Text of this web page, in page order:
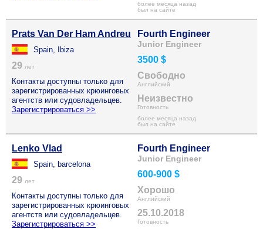
более месяца назад
был на сайте
Prats Van Der Ham Andreu
Spain, Ibiza
29 лет
Контакты доступны только для
зарегистрированных крюинговых
агентств или судовладельцев.
Зарегистрироваться >>
Fourth Engineer
Junior Engineer
3500 $
Свободно
Английский
Неизвестно
Готовность
более месяца назад
был на сайте
Lenko Vlad
Spain, barcelona
29 лет
Контакты доступны только для
зарегистрированных крюинговых
агентств или судовладельцев.
Зарегистрироваться >>
Fourth Engineer
Junior Engineer
600-900 $
Хорошо
Английский
25.10.2018
Готовность